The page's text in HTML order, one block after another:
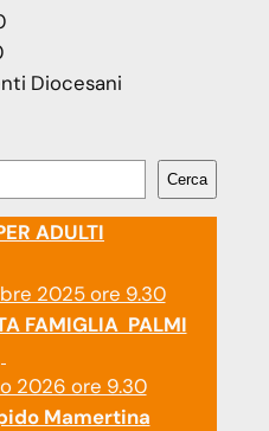
Diocesani
Cerca
ADULTI
2025 ore 9.30
FAMIGLIA PALMI
2026 ore 9.30
Mamertina